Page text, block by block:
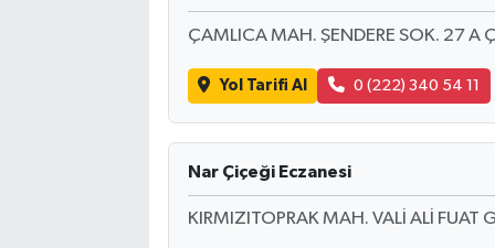
ÇAMLICA MAH. ŞENDERE SOK. 27 A
Yol Tarifi Al 0 (222) 340 54 11
Nar Çiçeği Eczanesi
KIRMIZITOPRAK MAH. VALİ ALİ FUAT